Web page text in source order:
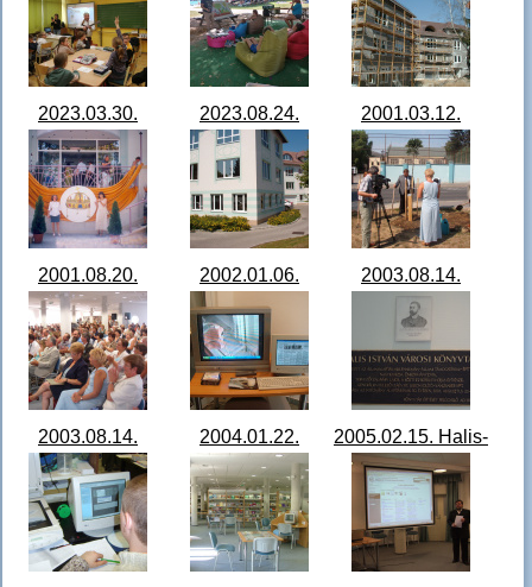
zárása
DSCF4815.JPG
DSCN0074.JPG
a Hevesi fiókban
2023.03.30.
Hevesi iskola
AZOLOvagok
IMG_20230330_102144
x.jpg
2023.08.24.
Strandkönyvtár
Benke Dániel,
Tábori Zita
IMG_20230824_145505.jpg
2001.03.12.
könyvtárépítés.jpg
2001.08.20.
Könyvtáravatás
11 Koronát tartó
angyalok az
avatás után.jpg
2002.01.06.
Könyvtárépület
kintről
IM005009.jpg
2003.08.14.
faültetés
IM002540.jpg
2003.08.14.
vándorgyűlés
IM002550.jpg
2004.01.22.
digitalizált Zalai
Közlöny
IM004044.jpg
2005.02.15. Halis-
tábla terve kep
019_.jpg